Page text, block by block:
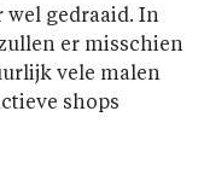
wel gedraaid. In
zullen er misschien
vele malen
shops